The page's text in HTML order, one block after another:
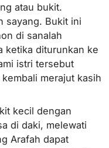
atau bukit.
sayang. Bukit ini
di sanalah
ketika diturunkan ke
istri tersebut
merajut kasih
kecil dengan
di daki, melewati
Arafah dapat